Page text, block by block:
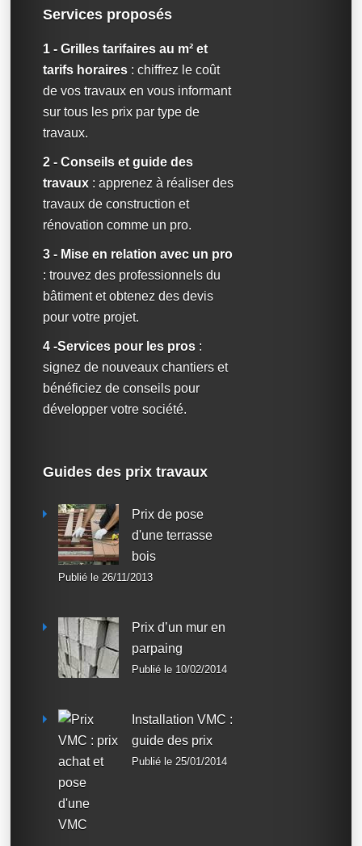
Services proposés
1 - Grilles tarifaires au m² et
tarifs horaires : chiffrez le coût
de vos travaux en vous informant
sur tous les prix par type de
travaux.
2 - Conseils et guide des
travaux : apprenez à réaliser des
travaux de construction et
rénovation comme un pro.
3 - Mise en relation avec un pro
: trouvez des professionnels du
bâtiment et obtenez des devis
pour votre projet.
4 -Services pour les pros :
signez de nouveaux chantiers et
bénéficiez de conseils pour
développer votre société.
Guides des prix travaux
Prix de pose
d'une terrasse
bois
Publié le 26/11/2013
Prix d’un mur en
parpaing
Publié le 10/02/2014
Installation VMC :
guide des prix
Publié le 25/01/2014